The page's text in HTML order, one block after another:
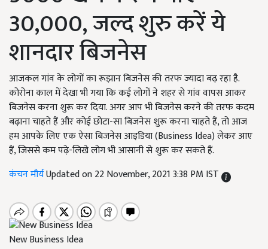
30,000, जल्द शुरु करें ये
शानदार बिजनेस
आजकल गांव के लोगों का रूझान बिजनेस की तरफ ज्यादा बढ़ रहा है.
कोरोना काल में देखा भी गया कि कई लोगों ने शहर से गांव वापस आकर
बिजनेस करना शुरू कर दिया. अगर आप भी बिजनेस करने की तरफ कदम
बढ़ाना चाहते हैं और कोई छोटा-सा बिजनेस शुरू करना चाहते हैं, तो आज
हम आपके लिए एक ऐसा बिजनेस आइडिया (Business Idea) लेकर आए
हैं, जिससे कम पढ़े-लिखे लोग भी आसानी से शुरू कर सकते हैं.
कंचन मौर्यUpdated on 22 November, 2021 3:38 PM IST
New Business Idea